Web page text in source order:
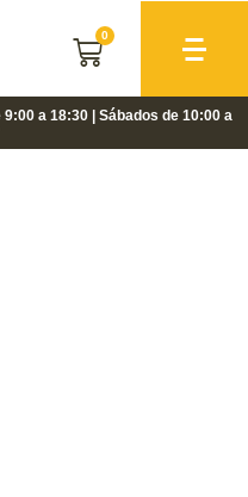
0
a 18:30 | Sábados de 10:00 a